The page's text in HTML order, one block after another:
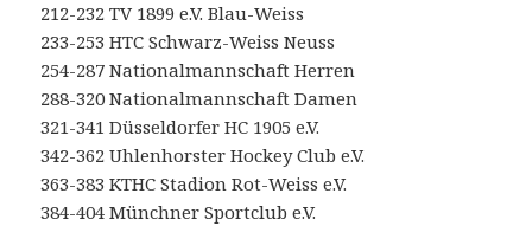
212-232 TV 1899 e.V. Blau-Weiss
233-253 HTC Schwarz-Weiss Neuss
254-287 Nationalmannschaft Herren
288-320 Nationalmannschaft Damen
321-341 Düsseldorfer HC 1905 e.V.
342-362 Uhlenhorster Hockey Club e.V.
363-383 KTHC Stadion Rot-Weiss e.V.
384-404 Münchner Sportclub e.V.